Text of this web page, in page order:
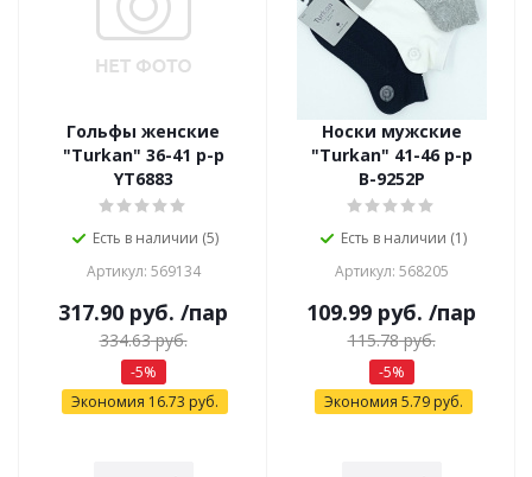
Гольфы женские
"Turkan" 36-41 р-р
YT6883
Есть в наличии (5)
Артикул: 569134
317.90 руб. /пар
334.63руб.
-5%
Экономия 16.73 руб.
Носки мужские
"Turkan" 41-46 р-р
В-9252Р
Есть в наличии (1)
Артикул: 568205
109.99 руб. /пар
115.78руб.
-5%
Экономия 5.79руб.